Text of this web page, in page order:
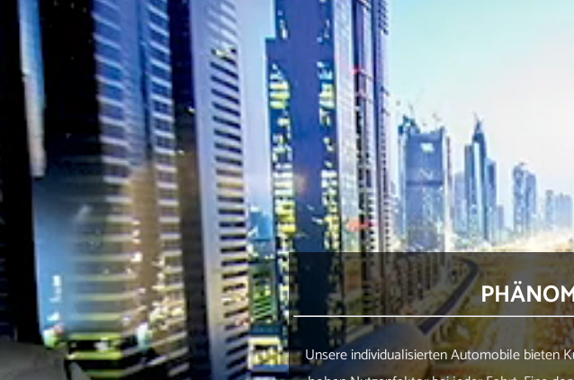
Unsere individualisierten Automobile bieten